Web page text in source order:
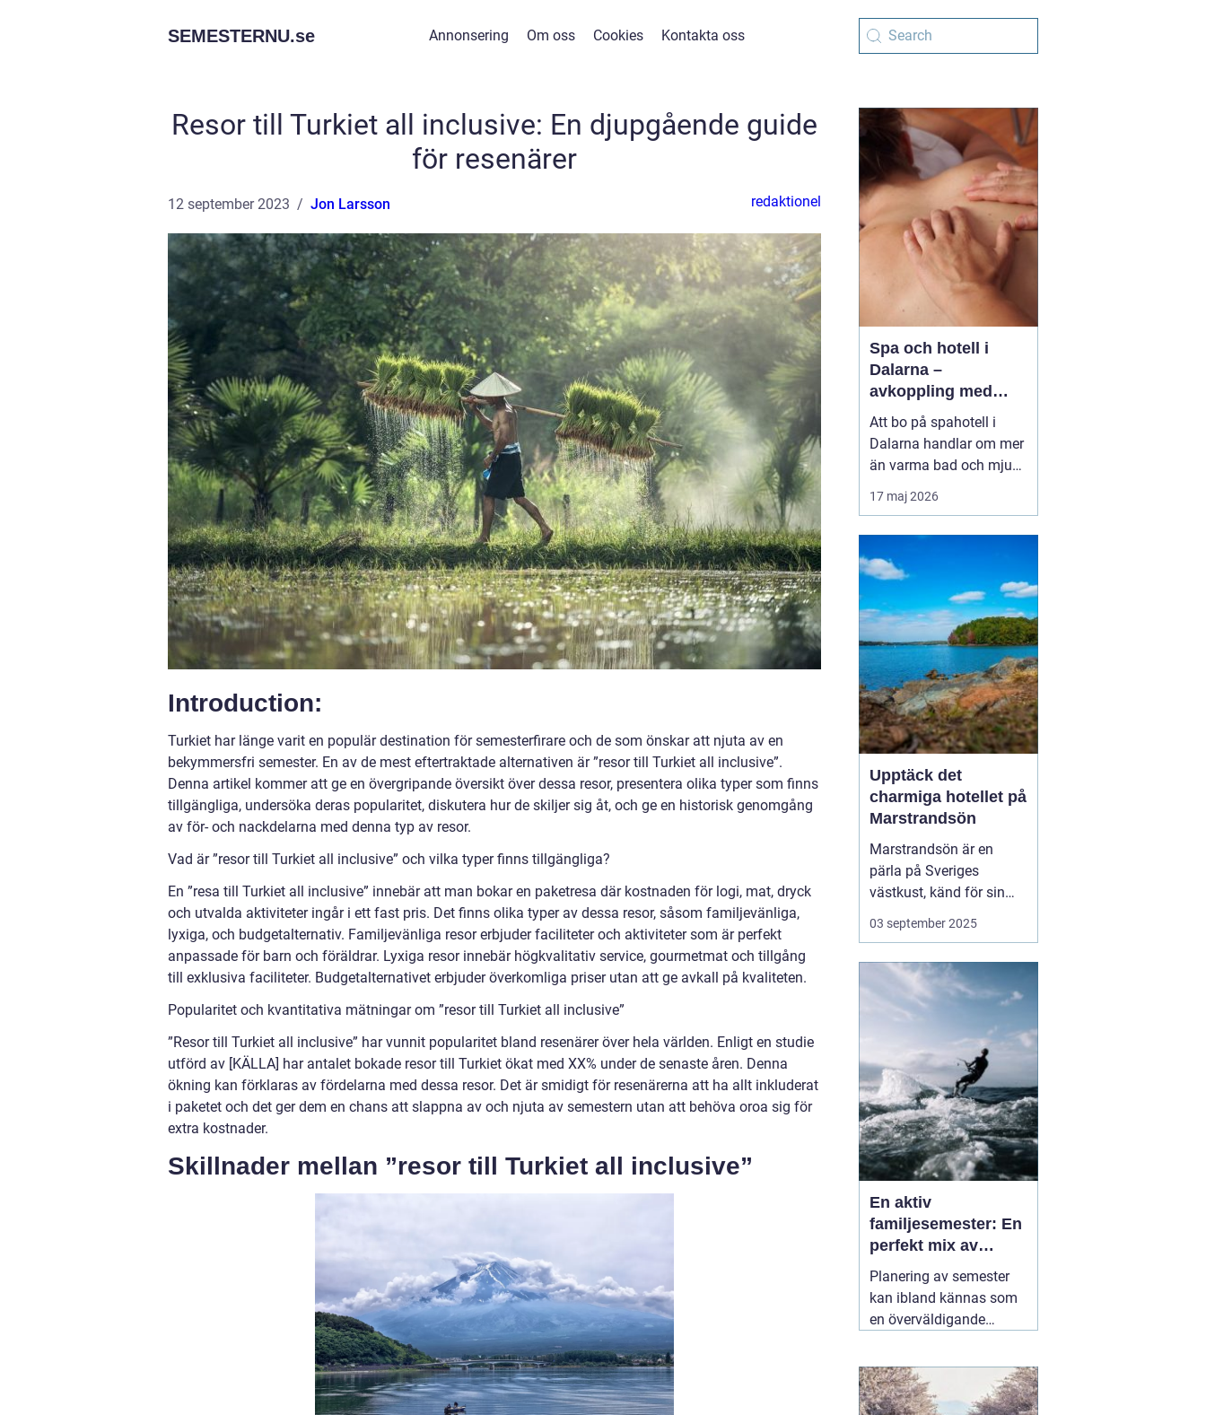
SEMESTERNU.se Annonsering Om oss Cookies Kontakta oss
Resor till Turkiet all inclusive: En djupgående guide
för resenärer
12 september 2023 Jon Larsson redaktionel
Introduction:
Turkiet har länge varit en populär destination för semesterfirare och de som önskar att njuta av en
bekymmersfri semester. En av de mest eftertraktade alternativen är ”resor till Turkiet all inclusive”.
Denna artikel kommer att ge en övergripande översikt över dessa resor, presentera olika typer som finns
tillgängliga, undersöka deras popularitet, diskutera hur de skiljer sig åt, och ge en historisk genomgång
av för- och nackdelarna med denna typ av resor.
Vad är ”resor till Turkiet all inclusive” och vilka typer finns tillgängliga?
En ”resa till Turkiet all inclusive” innebär att man bokar en paketresa där kostnaden för logi, mat, dryck
och utvalda aktiviteter ingår i ett fast pris. Det finns olika typer av dessa resor, såsom familjevänliga,
lyxiga, och budgetalternativ. Familjevänliga resor erbjuder faciliteter och aktiviteter som är perfekt
anpassade för barn och föräldrar. Lyxiga resor innebär högkvalitativ service, gourmetmat och tillgång
till exklusiva faciliteter. Budgetalternativet erbjuder överkomliga priser utan att ge avkall på kvaliteten.
Popularitet och kvantitativa mätningar om ”resor till Turkiet all inclusive”
”Resor till Turkiet all inclusive” har vunnit popularitet bland resenärer över hela världen. Enligt en studie
utförd av [KÄLLA] har antalet bokade resor till Turkiet ökat med XX% under de senaste åren. Denna
ökning kan förklaras av fördelarna med dessa resor. Det är smidigt för resenärerna att ha allt inkluderat
i paketet och det ger dem en chans att slappna av och njuta av semestern utan att behöva oroa sig för
extra kostnader.
Skillnader mellan ”resor till Turkiet all inclusive”
Spa och hotell i
Dalarna –
avkoppling med
utsikt över berg och
sjö
Att bo på spahotell i
Dalarna handlar om mer
än varma bad och mjuka
badrockar. Många söker
en paus från vardagen,
Dalarna möts stillhet,
starka traditione...
17 maj 2026
Upptäck det
charmiga hotellet på
Marstrandsön
Marstrandsön är en
pärla på Sveriges
västkust, känd för sin
historiska betydelse och
pittoreska omgivning.
dess natursköna
skönhet, kulturella
03 september 2025
En aktiv
familjesemester: En
perfekt mix av
äventyr och
återhämtning
Planering av semester
kan ibland kännas som
en överväldigande
strävar efter att
tillfredsställa alla
familjemedlemmars